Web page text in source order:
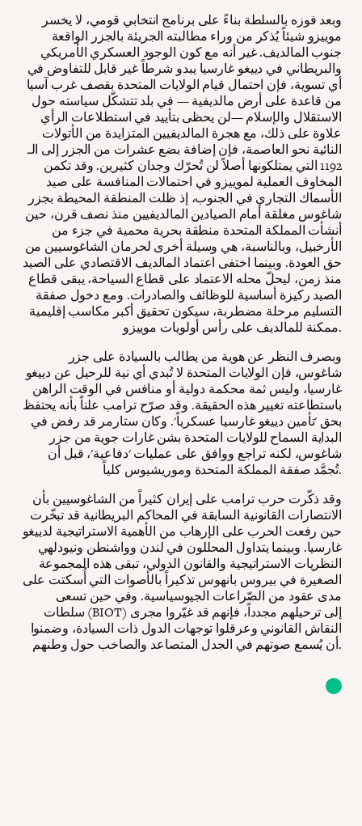
وبعد فوزه بالسلطة بناءً على برنامج انتخابي قومي، لا يخسر
موييزو شيئاً يُذكر من وراء مطالبته الجريئة بالجزر الواقعة
جنوب المالديف. غير أنه مع كون الوجود العسكري الأمريكي
والبريطاني في دييغو غارسيا يبدو شرطاً غير قابل للتفاوض في
أي تسوية، فإن احتمال قيام الولايات المتحدة بقصف غرب آسيا
من قاعدة على أرض مالديفية — في بلد تتشكّل سياسته حول
الاستقلال والإسلام —لن يحظى بتأييد في استطلاعات الرأي
علاوة على ذلك، مع هجرة المالديفيين المتزايدة من الأتولات
النائية نحو العاصمة، فإن إضافة بضع عشرات من الجزر إلى الـ
1192 التي يمتلكونها أصلاً لن تُحرّك وجدان كثيرين. وقد تكمن
المخاوف العملية لموييزو في احتمالات المنافسة على صيد
الأسماك التجاري في الجنوب، إذ ظلت المنطقة المحيطة بجزر
شاغوس مغلقة أمام الصيادين المالديفيين منذ نصف قرن، حين
أنشأت المملكة المتحدة منطقة بحرية محمية في جزء من
الأرخبيل، وبالناسبة، هي وسيلة أخرى لحرمان الشاغوسيين من
حق العودة. وبينما اختفى اعتماد المالديف الاقتصادي على الصيد
منذ زمن، ليحلّ محله الاعتماد على قطاع السياحة، يبقى قطاع
الصيد ركيزة أساسية للوظائف والصادرات. ومع دخول صفقة
التسليم مرحلة مضطربة، سيكون تحقيق أكبر مكاسب إقليمية
ممكنة للمالديف على رأس أولويات موييزو.
وبصرف النظر عن هوية من يطالب بالسيادة على جزر
شاغوس، فإن الولايات المتحدة لا تُبدي أي نية للرحيل عن دييغو
غارسيا، وليس ثمة محكمة دولية أو منافس في الوقت الراهن
باستطاعته تغيير هذه الحقيقة. وقد صرّح ترامب علناً بأنه يحتفظ
بحق 'تأمين دييغو غارسيا عسكرياً'. وكان ستارمر قد رفض في
البداية السماح للولايات المتحدة بشن غارات جوية من جزر
شاغوس، لكنه تراجع ووافق على عمليات 'دفاعية'، قبل أن
تُجمَّد صفقة المملكة المتحدة وموريشيوس كلياً.
وقد ذكّرت حرب ترامب على إيران كثيراً من الشاغوسيين بأن
الانتصارات القانونية السابقة في المحاكم البريطانية قد تبخّرت
حين رفعت الحرب على الإرهاب من الأهمية الاستراتيجية لدييغو
غارسيا. وبينما يتداول المحللون في لندن وواشنطن ونيودلهي
النظريات الاستراتيجية والقانون الدولي، تبقى هذه المجموعة
الصغيرة في بيروس بانهوس تذكيراً بالأصوات التي أُسكتت على
مدى عقود من الصّراعات الجيوسياسية. وفي حين تسعى
سلطات (BIOT) إلى ترحيلهم مجدداً، فإنهم قد غيّروا مجرى
النقاش القانوني وعرقلوا توجهات الدول ذات السيادة، وضمنوا
أن يُسمع صوتهم في الجدل المتصاعد والصاخب حول وطنهم.